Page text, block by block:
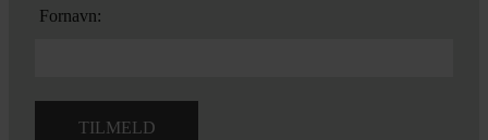
Fornavn: